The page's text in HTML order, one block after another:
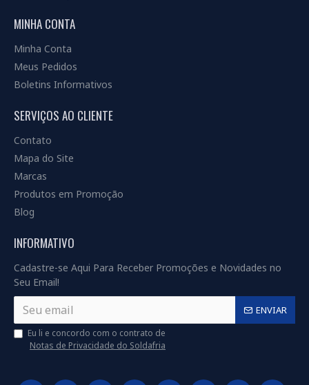
MINHA CONTA
Minha Conta
Meus Pedidos
Boletins Informativos
SERVIÇOS AO CLIENTE
Contato
Mapa do Site
Marcas
Produtos em Promoção
Blog
INFORMATIVO
Cadastre-se Aqui Para Receber Promoções e Novidades no
Seu Email!
ENVIAR
Eu li e concordo com o contrato de
Notas de Privacidade do Soldafria